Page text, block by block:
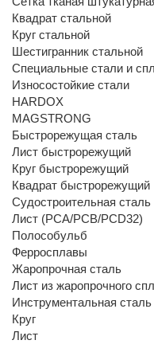
Квадрат стальной
Круг стальной
Шестигранник стальной
Специальные стали и
Износостойкие стали
HARDOX
MAGSTRONG
Быстрорежущая сталь
Лист быстрорежущий
Круг быстрорежущий
Квадрат быстрорежущий
Судостроительная сталь
Лист (РСА/РСВ/РСD32)
Полособульб
Ферросплавы
Жаропрочная сталь
Лист из жаропрочного
Инструментальная сталь
Круг
Лист